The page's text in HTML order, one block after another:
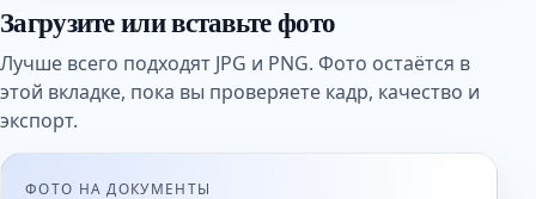
Загрузите или вставьте фото
Лучше всего подходят JPG и PNG. Фото остаётся в
этой вкладке, пока вы проверяете кадр, качество и
экспорт.
ФОТО НА ДОКУМЕНТЫ